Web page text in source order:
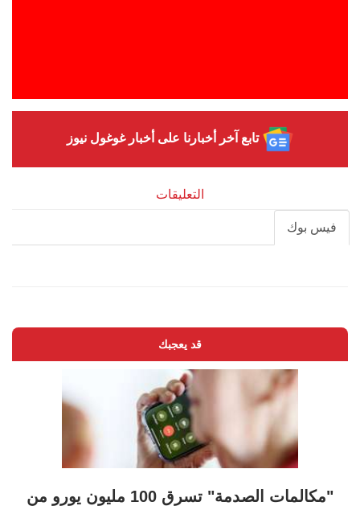
تابع آخر أخبارنا على أخبار غوغول نيوز
التعليقات
فيس بوك
قد يعجبك
"مكالمات الصدمة" تسرق 100 مليون يورو من